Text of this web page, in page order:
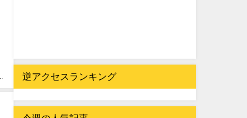
逆アクセスランキング